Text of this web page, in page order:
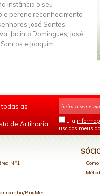
instância o seu
e perene reconhecimento
José Santos,
Jacinto Domingues, José
e Joaquim
as
de Artilharia.
Li a
uso dos meus
N.º1
BrigMec